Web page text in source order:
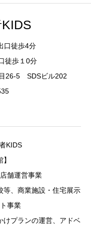
口徒歩4分
徒歩１0分
26-5 SDSビル202
KIDS
舗運営事業
等、商業施設・住宅展示
事業
けプランの運営、アドベ